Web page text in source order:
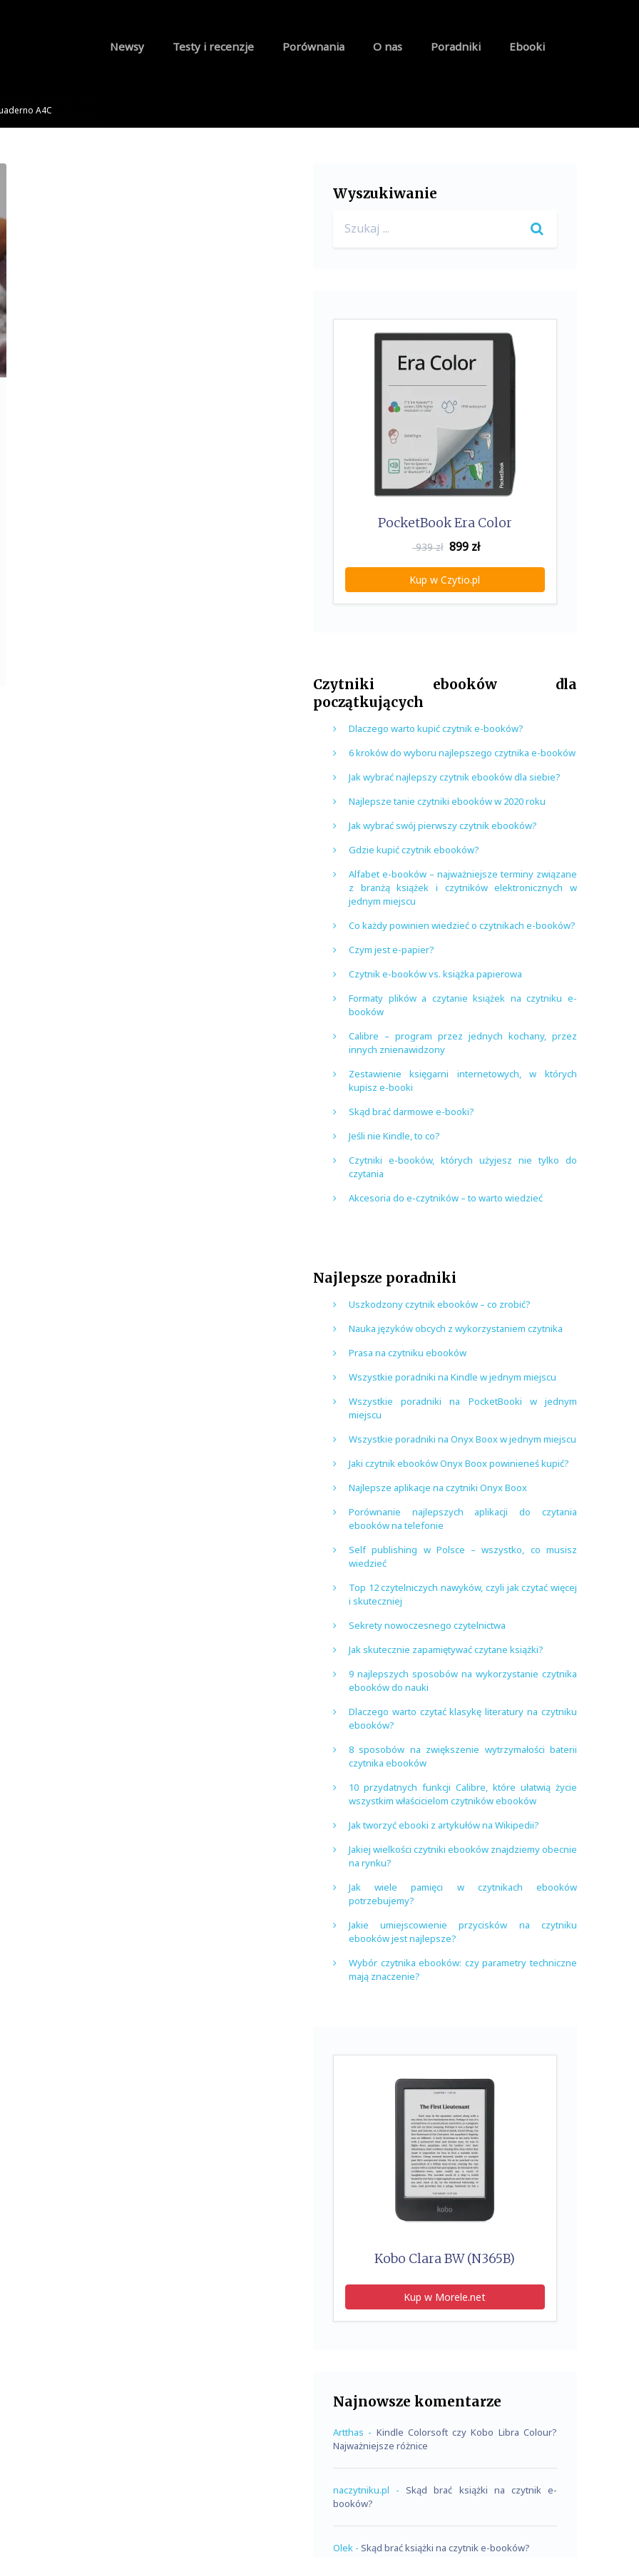
Newsy Testy i recenzje Porównania O nas Poradniki Ebooki
A4C
Wyszukiwanie
for:
PocketBook Era Color
939 zł 899zł
Kup w Czytio.pl
Czytniki ebooków dla
początkujących
Dlaczego warto kupić czytnik e-booków?
6 kroków do wyboru najlepszego czytnika e-booków
Jak wybrać najlepszy czytnik ebooków dla siebie?
Najlepsze tanie czytniki ebooków w 2020 roku
Jak wybrać swój pierwszy czytnik ebooków?
Gdzie kupić czytnik ebooków?
Alfabet e-booków – najważniejsze terminy związane
z branżą książek i czytników elektronicznych w
jednym miejscu
Co każdy powinien wiedzieć o czytnikach e-booków?
Czym jest e-papier?
Czytnik e-booków vs. książka papierowa
Formaty plików a czytanie książek na czytniku e-
booków
Calibre – program przez jednych kochany, przez
innych znienawidzony
Zestawienie księgarni internetowych, w których
kupisz e-booki
Skąd brać darmowe e-booki?
Jeśli nie Kindle, to co?
Czytniki e-booków, których użyjesz nie tylko do
czytania
Akcesoria do e-czytników – to warto wiedzieć
Najlepsze poradniki
Uszkodzony czytnik ebooków – co zrobić?
Nauka języków obcych z wykorzystaniem czytnika
Prasa na czytniku ebooków
Wszystkie poradniki na Kindle w jednym miejscu
Wszystkie poradniki na PocketBooki w jednym
miejscu
Wszystkie poradniki na Onyx Boox w jednym miejscu
Jaki czytnik ebooków Onyx Boox powinieneś kupić?
Najlepsze aplikacje na czytniki Onyx Boox
Porównanie najlepszych aplikacji do czytania
ebooków na telefonie
Self publishing w Polsce – wszystko, co musisz
wiedzieć
Top 12 czytelniczych nawyków, czyli jak czytać więcej
i skuteczniej
Sekrety nowoczesnego czytelnictwa
Jak skutecznie zapamiętywać czytane książki?
9 najlepszych sposobów na wykorzystanie czytnika
ebooków do nauki
Dlaczego warto czytać klasykę literatury na czytniku
ebooków?
8 sposobów na zwiększenie wytrzymałości baterii
czytnika ebooków
10 przydatnych funkcji Calibre, które ułatwią życie
wszystkim właścicielom czytników ebooków
Jak tworzyć ebooki z artykułów na Wikipedii?
Jakiej wielkości czytniki ebooków znajdziemy obecnie
na rynku?
Jak wiele pamięci w czytnikach ebooków
potrzebujemy?
Jakie umiejscowienie przycisków na czytniku
ebooków jest najlepsze?
Wybór czytnika ebooków: czy parametry techniczne
mają znaczenie?
Kobo Clara BW (N365B)
Kup w Morele.net
Najnowsze komentarze
Artthas - Kindle Colorsoft czy Kobo Libra Colour?
Najważniejsze różnice
naczytniku.pl - Skąd brać książki na czytnik e-
booków?
Olek - Skąd brać książki na czytnik e-booków?